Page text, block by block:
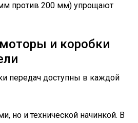
против 200 мм) упрощают
и коробки
но и технической начинкой. В